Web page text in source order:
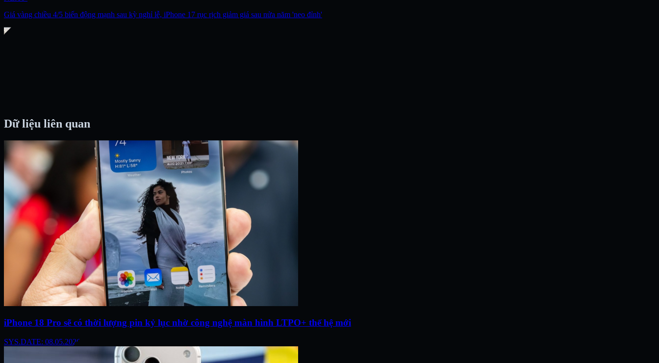
Giá vàng chiều 4/5 biến động mạnh sau kỳ nghỉ lễ, iPhone 17 rục rịch giảm giá sau nửa năm 'neo đỉnh'
Dữ liệu liên quan
iPhone 18 Pro sẽ có thời lượng pin kỷ lục nhờ công nghệ màn hình LTPO+ thế hệ mới
SYS.DATE: 08.05.2026